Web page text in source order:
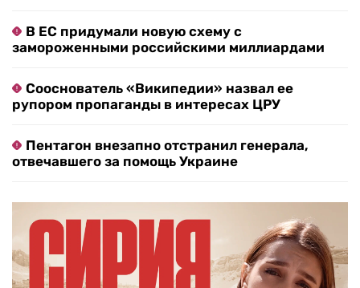
В ЕС придумали новую схему с
замороженными российскими миллиардами
Сооснователь «Википедии» назвал ее
рупором пропаганды в интересах ЦРУ
Пентагон внезапно отстранил генерала,
отвечавшего за помощь Украине